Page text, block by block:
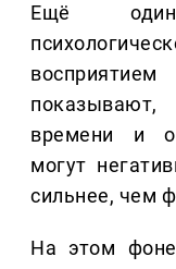
Ещё
показывают,
времени и
могут
сильнее, чем
На этом